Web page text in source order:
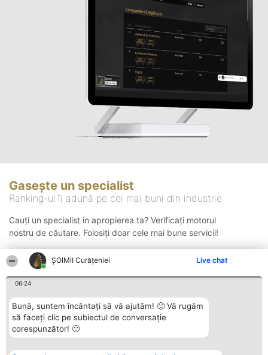
ȘOIMII Curățeniei Live chat
06:24
Bună, suntem încântați să vă ajutăm! 🙂 Vă rugăm
să faceți clic pe subiectul de conversație
corespunzător! 🙂
Gasește un specialist
Ranking-ul îi adună pe cei mai buni din industrie
Cauți un specialist in apropierea ta? Verificați motorul
nostru de căutare. Folosiți doar cele mai bune servicii!